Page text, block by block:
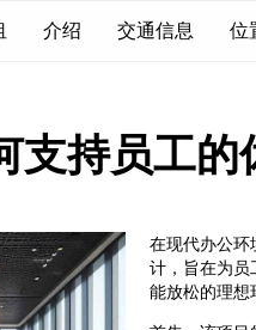
介绍 交通信息 位
支持员工的
在现代办公环
计，旨在为员
能放松的理想